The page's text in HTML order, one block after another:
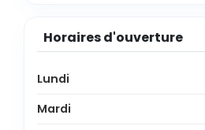
Horaires d'ouverture
Lundi
Mardi